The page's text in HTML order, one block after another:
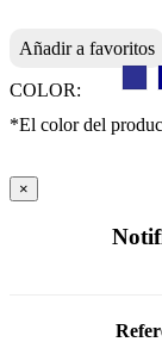
Añadir a favoritos
COLOR:
*El color del
×